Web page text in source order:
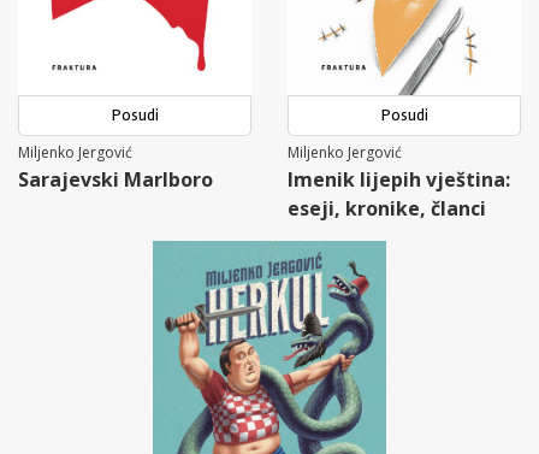
Posudi
Miljenko Jergović
Sarajevski Marlboro
Posudi
Miljenko Jergović
Imenik lijepih vještina:
eseji, kronike, članci